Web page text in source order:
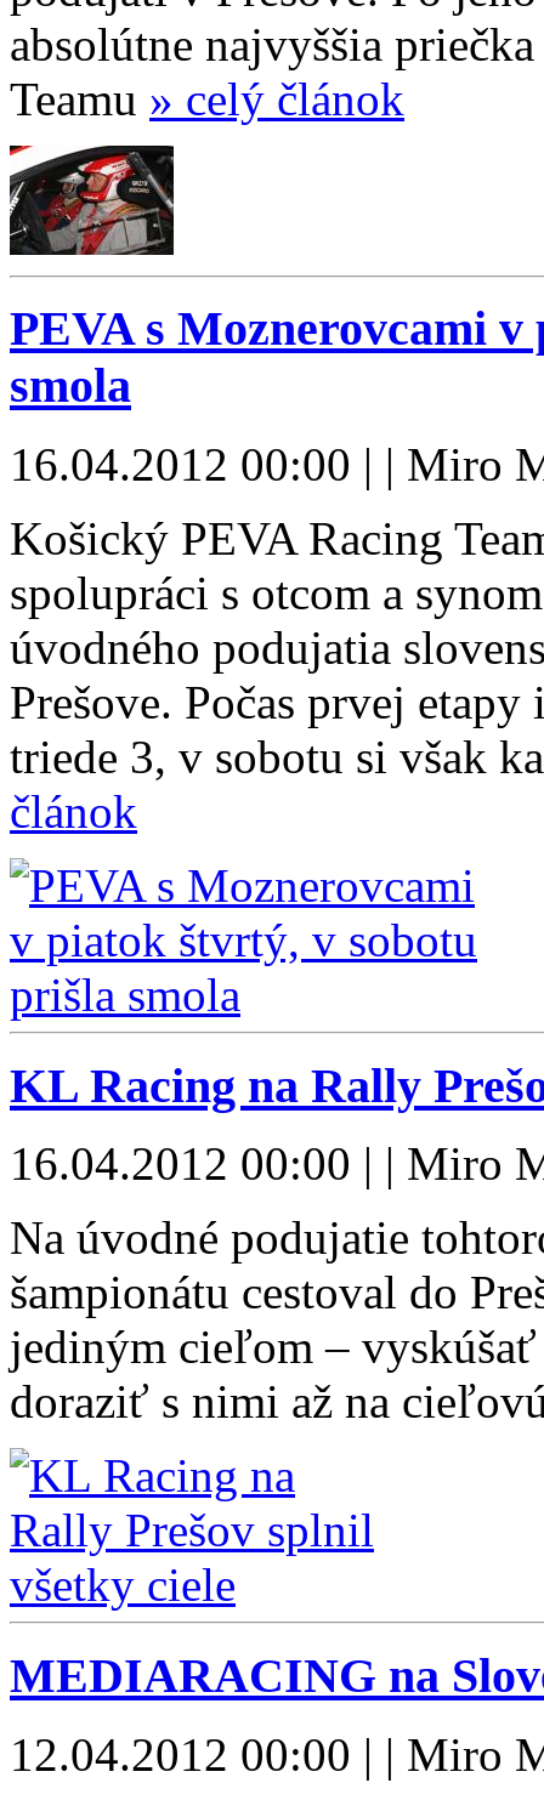
absolútne najvyššia
Teamu » celý článok
PEVA s Moznerovcami
smola
16.04.2012 00:00 | | Miro
Košický PEVA Racing
spolupráci s otcom a
úvodného podujatia
Prešove. Počas prvej
triede 3, v sobotu si však
článok
KL Racing na Rally
16.04.2012 00:00 | | Miro
Na úvodné podujatie
šampionátu cestoval do
jediným cieľom –
doraziť s nimi až na
MEDIARACING na
12.04.2012 00:00 | | Miro